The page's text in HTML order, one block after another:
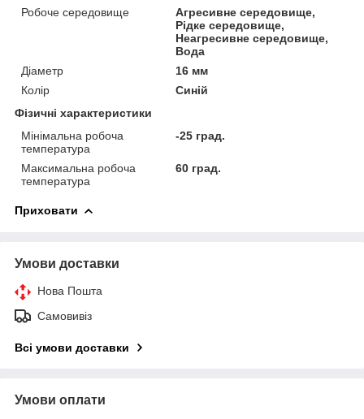
Робоче середовище
Агресивне середовище,
Рідке середовище,
Неагресивне середовище,
Вода
Діаметр
16 мм
Колір
Синій
Фізичні характеристики
Мінімальна робоча
температура
-25 град.
Максимальна робоча
температура
60 град.
Приховати
Умови доставки
Нова Пошта
Самовивіз
Всі умови доставки
Умови оплати